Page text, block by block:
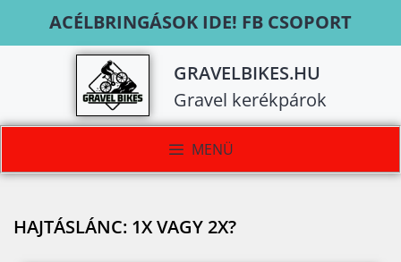
ACÉLBRINGÁSOK IDE! FB CSOPORT
GRAVELBIKES.HU
Gravel kerékpárok
MENÜ
HAJTÁSLÁNC: 1X VAGY 2X?